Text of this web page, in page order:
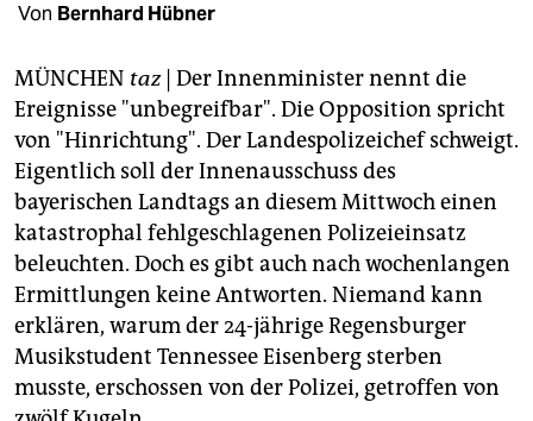
fragen & hilfe
unterstützen
abo
genossenschaft
epaper login
Von Bernhard Hübner
MÜNCHEN taz| Der Innenminister nennt die
Ereignisse "unbegreifbar". Die Opposition spricht
von "Hinrichtung". Der Landespolizeichef schweigt.
Eigentlich soll der Innenausschuss des
bayerischen Landtags an diesem Mittwoch einen
katastrophal fehlgeschlagenen Polizeieinsatz
beleuchten. Doch es gibt auch nach wochenlangen
Ermittlungen keine Antworten. Niemand kann
erklären, warum der 24-jährige Regensburger
Musikstudent Tennessee Eisenberg sterben
musste, erschossen von der Polizei, getroffen von